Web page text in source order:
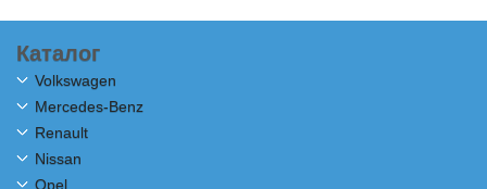
Каталог
Volkswagen
Mercedes-Benz
Renault
Nissan
Opel